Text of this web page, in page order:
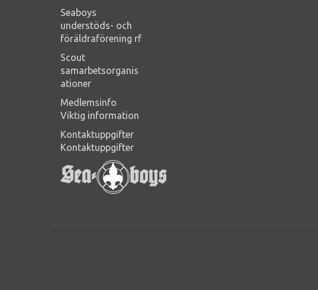
Seaboys
understöds- och
föräldraförening rf
Scout
samarbetsorganis
ationer
Medlemsinfo
Viktig information
Kontaktuppgifter
Kontaktuppgifter